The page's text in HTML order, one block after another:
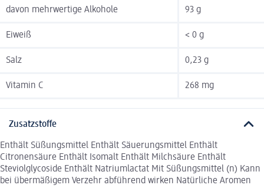
davon mehrwertige Alkohole 93 g
Eiweiß < 0 g
Salz 0,23 g
Vitamin C 268 mg
Zusatzstoffe
Enthält Süßungsmittel Enthält Säuerungsmittel Enthält
Citronensäure Enthält Isomalt Enthält Milchsäure Enthält
Steviolglycoside Enthält Natriumlactat Mit Süßungsmittel (n) Kann
bei übermäßigem Verzehr abführend wirken Natürliche Aromen